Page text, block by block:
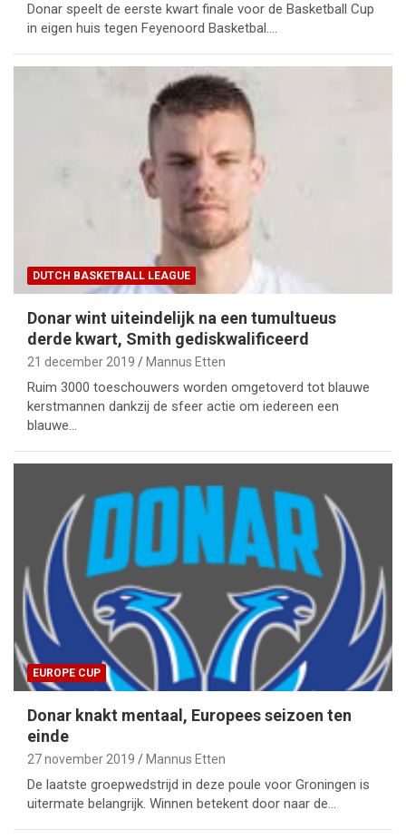
Donar speelt de eerste kwart finale voor de Basketball Cup
in eigen huis tegen Feyenoord Basketbal.…
DUTCH BASKETBALL LEAGUE
Donar wint uiteindelijk na een tumultueus
derde kwart, Smith gediskwalificeerd
21 december 2019 Mannus Etten
Ruim 3000 toeschouwers worden omgetoverd tot blauwe
kerstmannen dankzij de sfeer actie om iedereen een
blauwe…
EUROPE CUP
Donar knakt mentaal, Europees seizoen ten
einde
27 november 2019 Mannus Etten
De laatste groepwedstrijd in deze poule voor Groningen is
uitermate belangrijk. Winnen betekent door naar de…